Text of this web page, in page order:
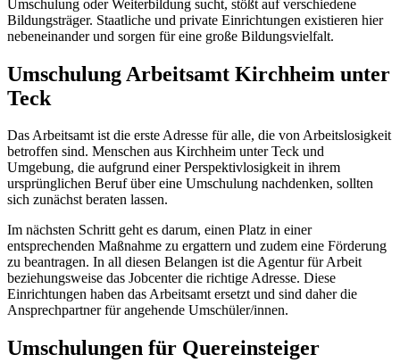
Umschulung oder Weiterbildung sucht, stößt auf verschiedene
Bildungsträger. Staatliche und private Einrichtungen existieren hier
nebeneinander und sorgen für eine große Bildungsvielfalt.
Umschulung Arbeitsamt Kirchheim unter
Teck
Das Arbeitsamt ist die erste Adresse für alle, die von Arbeitslosigkeit
betroffen sind. Menschen aus Kirchheim unter Teck und
Umgebung, die aufgrund einer Perspektivlosigkeit in ihrem
ursprünglichen Beruf über eine Umschulung nachdenken, sollten
sich zunächst beraten lassen.
Im nächsten Schritt geht es darum, einen Platz in einer
entsprechenden Maßnahme zu ergattern und zudem eine Förderung
zu beantragen. In all diesen Belangen ist die Agentur für Arbeit
beziehungsweise das Jobcenter die richtige Adresse. Diese
Einrichtungen haben das Arbeitsamt ersetzt und sind daher die
Ansprechpartner für angehende Umschüler/innen.
Umschulungen für Quereinsteiger